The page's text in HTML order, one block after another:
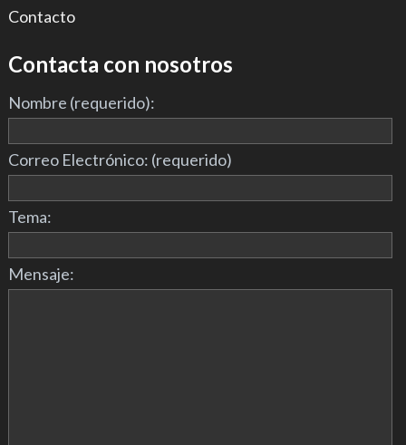
Contacto
Contacta con nosotros
Nombre (requerido):
Correo Electrónico: (requerido)
Tema:
Mensaje: